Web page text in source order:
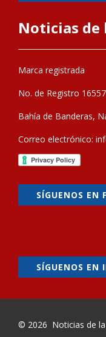
Noticias de
Marca registrada
No. de Registro
Bahía de Banderas,
Correo electrónico:
SÍGUENOS EN
SÍGUENOS EN
© 2026 Noticias de